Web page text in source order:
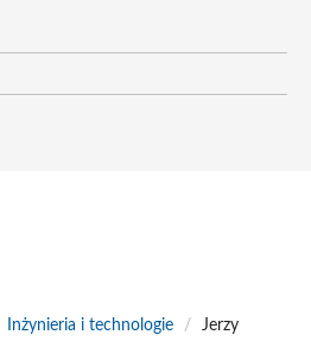
Inżynieria i technologie /
Jerzy